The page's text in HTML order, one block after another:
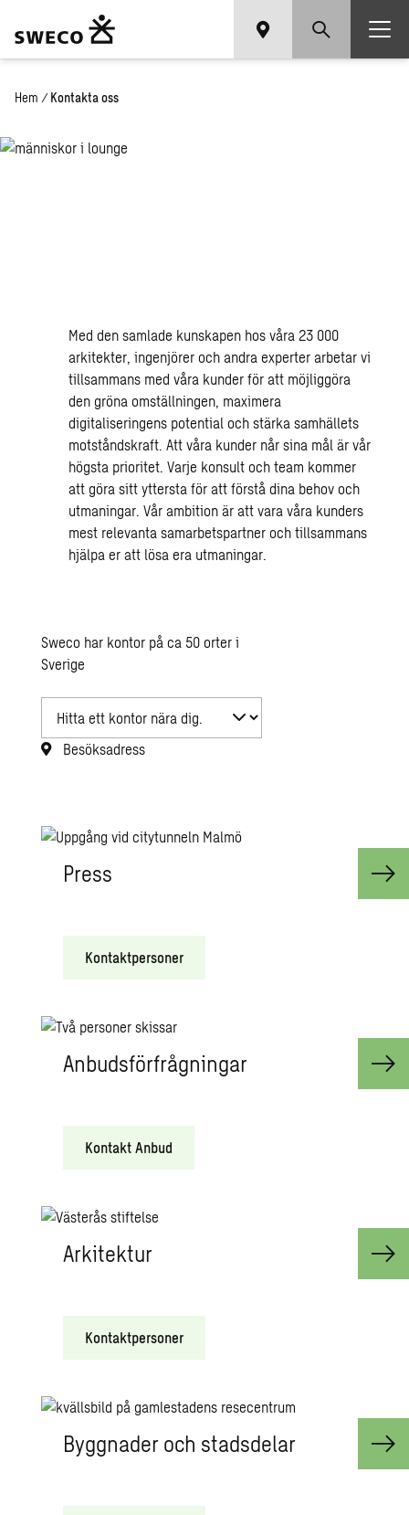
Hem / Kontakta oss
Med den samlade kunskapen hos våra 23 000
arkitekter, ingenjörer och andra experter arbetar vi
tillsammans med våra kunder för att möjliggöra
den gröna omställningen, maximera
digitaliseringens potential och stärka samhällets
motståndskraft. Att våra kunder når sina mål är vår
högsta prioritet. Varje konsult och team kommer
att göra sitt yttersta för att förstå dina behov och
utmaningar. Vår ambition är att vara våra kunders
mest relevanta samarbetspartner och tillsammans
hjälpa er att lösa era utmaningar.
Sweco har kontor på ca 50 orter i
Sverige
Besöksadress
Press
Kontaktpersoner
Anbudsförfrågningar
Kontakt Anbud
Arkitektur
Kontaktpersoner
Byggnader och stadsdelar